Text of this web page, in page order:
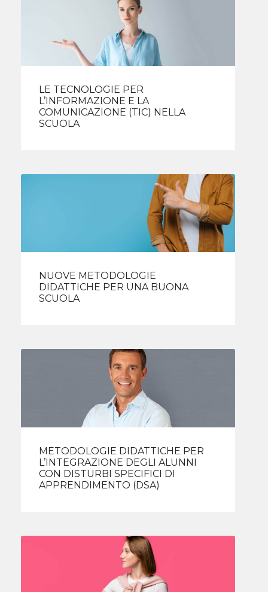
LE TECNOLOGIE PER
L’INFORMAZIONE E LA
COMUNICAZIONE (TIC) NELLA
SCUOLA
NUOVE METODOLOGIE
DIDATTICHE PER UNA BUONA
SCUOLA
METODOLOGIE DIDATTICHE PER
L’INTEGRAZIONE DEGLI ALUNNI
CON DISTURBI SPECIFICI DI
APPRENDIMENTO (DSA)